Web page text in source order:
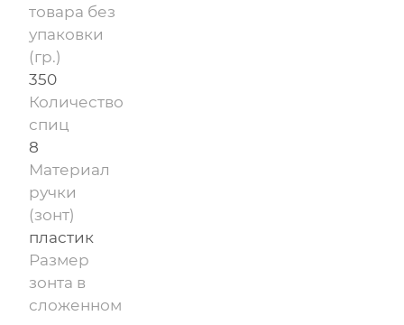
товара без
упаковки
(гр.)
350
Количество
спиц
8
Материал
ручки
(зонт)
пластик
Размер
зонта в
сложенном